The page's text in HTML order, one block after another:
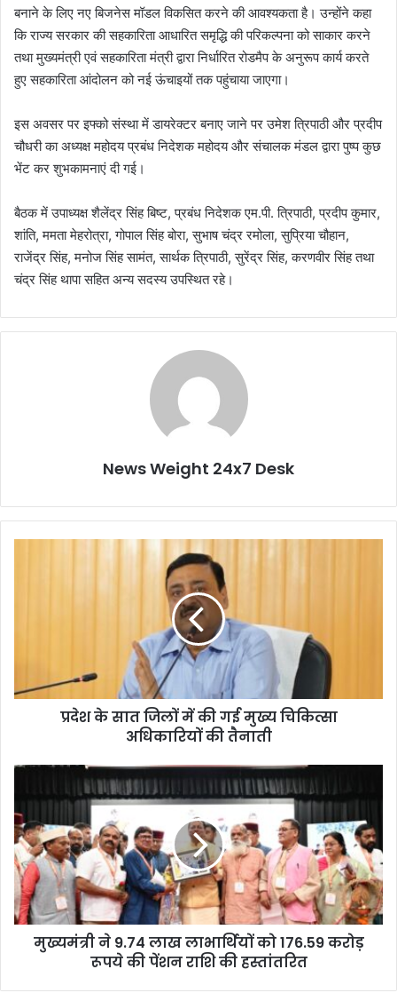
बनाने के लिए नए बिजनेस मॉडल विकसित करने की आवश्यकता है। उन्होंने कहा
कि राज्य सरकार की सहकारिता आधारित समृद्धि की परिकल्पना को साकार करने
तथा मुख्यमंत्री एवं सहकारिता मंत्री द्वारा निर्धारित रोडमैप के अनुरूप कार्य करते
हुए सहकारिता आंदोलन को नई ऊंचाइयों तक पहुंचाया जाएगा।
इस अवसर पर इफ्को संस्था में डायरेक्टर बनाए जाने पर उमेश त्रिपाठी और प्रदीप
चौधरी का अध्यक्ष महोदय प्रबंध निदेशक महोदय और संचालक मंडल द्वारा पुष्प कुछ
भेंट कर शुभकामनाएं दी गई।
बैठक में उपाध्यक्ष शैलेंद्र सिंह बिष्ट, प्रबंध निदेशक एम.पी. त्रिपाठी, प्रदीप कुमार,
शांति, ममता मेहरोत्रा, गोपाल सिंह बोरा, सुभाष चंद्र रमोला, सुप्रिया चौहान,
राजेंद्र सिंह, मनोज सिंह सामंत, सार्थक त्रिपाठी, सुरेंद्र सिंह, करणवीर सिंह तथा
चंद्र सिंह थापा सहित अन्य सदस्य उपस्थित रहे।
News Weight 24x7 Desk
में
मु
चि
कि
त्सा
अ
धि
का
रि
प्रदेश के सात जिलों में की गई मुख्य चिकित्सा
अधिकारियों की तैनाती
मं
त्री
ने
9
7
4
मुख्यमंत्री ने 9.74 लाख लाभार्थियों को 176.59 करोड़
रूपये की पेंशन राशि की हस्तांतरित